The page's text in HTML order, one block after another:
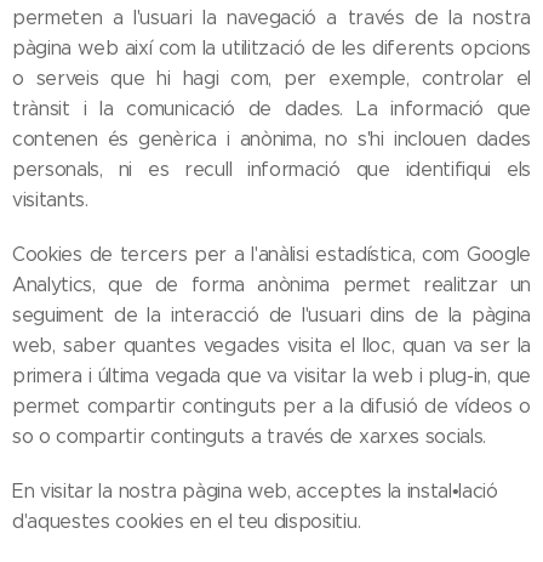
permeten a l'usuari la navegació a través de la nostra
pàgina web així com la utilització de les diferents opcions
o serveis que hi hagi com, per exemple, controlar el
trànsit i la comunicació de dades. La informació que
contenen és genèrica i anònima, no s'hi inclouen dades
personals, ni es recull informació que identifiqui els
visitants.
Cookies de tercers per a l'anàlisi estadística, com Google
Analytics, que de forma anònima permet realitzar un
seguiment de la interacció de l'usuari dins de la pàgina
web, saber quantes vegades visita el lloc, quan va ser la
primera i última vegada que va visitar la web i plug-in, que
permet compartir continguts per a la difusió de vídeos o
so o compartir continguts a través de xarxes socials.
En visitar la nostra pàgina web, acceptes la instal•lació
d'aquestes cookies en el teu dispositiu.